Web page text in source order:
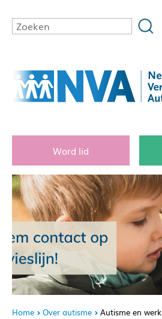
Word lid
Home Over autisme Autisme en werk